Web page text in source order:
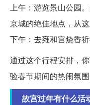
上午：游览景山公园
京城的绝佳地点，从
下午：去雍和宫烧香
通过这个行程安排，
验春节期间的热闹氛围
故宫过年有什么活